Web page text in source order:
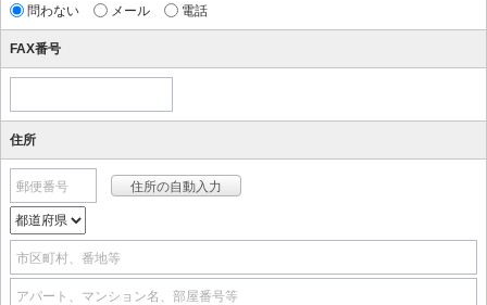
問わない メール 電話
FAX番号
住所
郵便番号
市区町村、番地等
アパート、マンション名、部屋番号等